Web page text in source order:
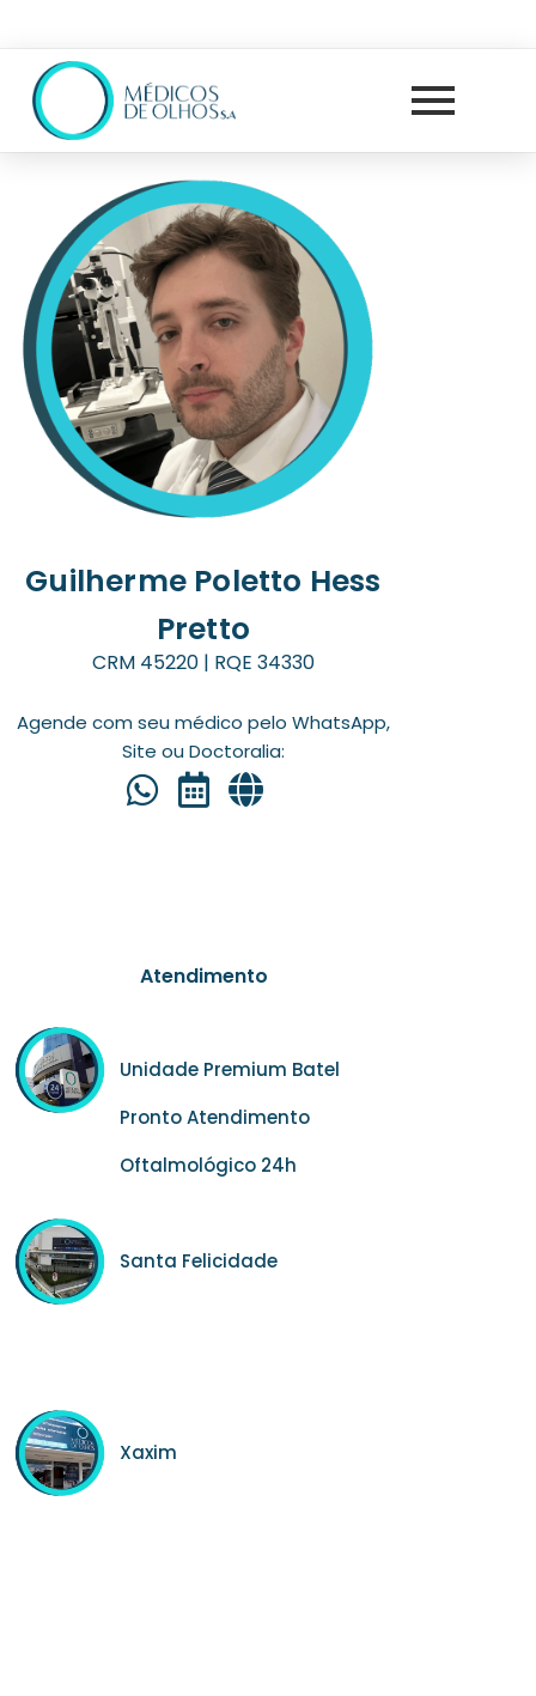
Guilherme Poletto Hess
Pretto
CRM 45220 | RQE 34330
Agende com seu médico pelo WhatsApp,
Site ou Doctoralia:
Atendimento
Unidade Premium Batel
Pronto Atendimento
Oftalmológico 24h
Santa Felicidade
Xaxim